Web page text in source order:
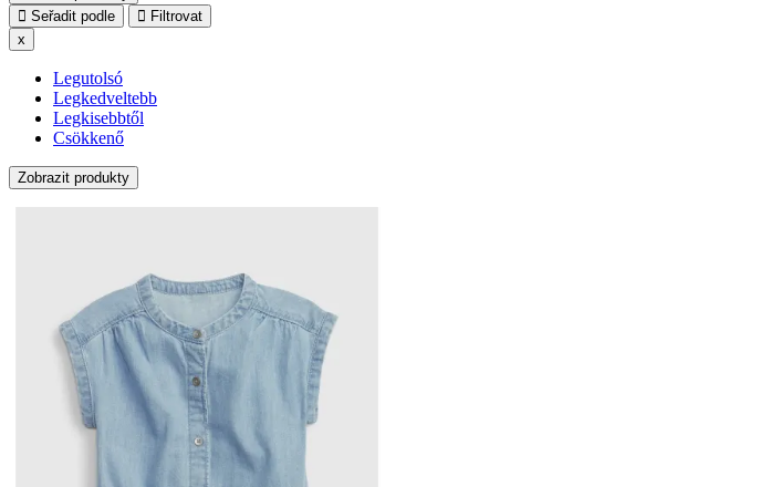
Seřadit podle
Filtrovat
x
Legutolsó
Legkedveltebb
Legkisebbtől
Csökkenő
Zobrazit produkty